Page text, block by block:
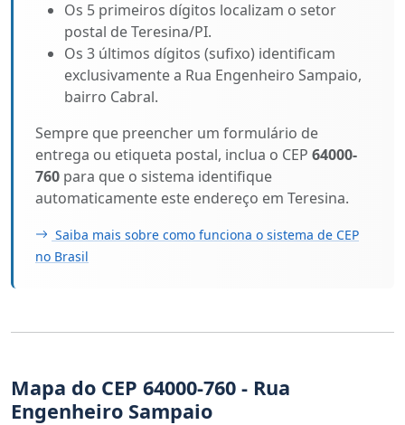
Os 5 primeiros dígitos localizam o setor
postal de Teresina/PI.
Os 3 últimos dígitos (sufixo) identificam
exclusivamente a Rua Engenheiro Sampaio,
bairro Cabral.
Sempre que preencher um formulário de
entrega ou etiqueta postal, inclua o CEP 64000-
760 para que o sistema identifique
automaticamente este endereço em Teresina.
Saiba mais sobre como funciona o sistema de CEP
no Brasil
Mapa do CEP 64000-760 - Rua
Engenheiro Sampaio